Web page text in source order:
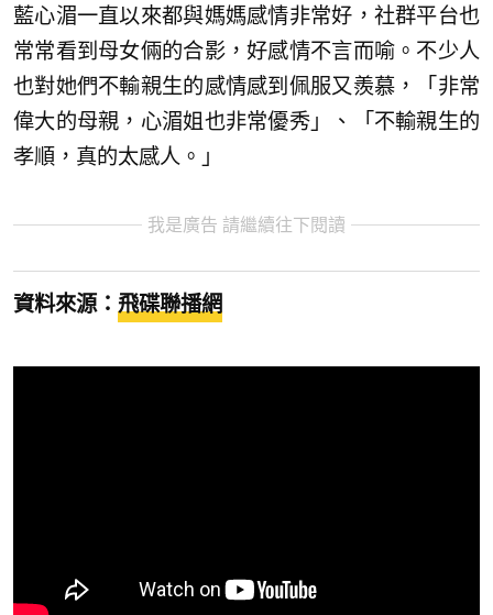
藍心湄一直以來都與媽媽感情非常好，社群平台也
常常看到母女倆的合影，好感情不言而喻。不少人
也對她們不輸親生的感情感到佩服又羨慕，「非常
偉大的母親，心湄姐也非常優秀」、「不輸親生的
孝順，真的太感人。」
我是廣告 請繼續往下閱讀
資料來源： 飛碟聯播網